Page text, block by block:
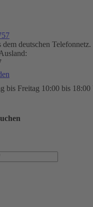
deutschen Telefonnetz.
bis Freitag 10:00 bis 18:00